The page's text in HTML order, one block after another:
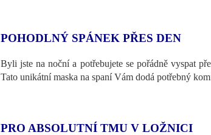
POHODLNÝ SPÁNEK PŘES DEN
Byli jste na noční a potřebujete se pořádně vyspat
Tato unikátní maska ​​na spaní Vám dodá potřebný
PRO ABSOLUTNÍ TMU V LOŽNICI